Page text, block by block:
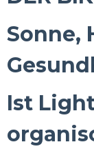
Sonne,
Ist